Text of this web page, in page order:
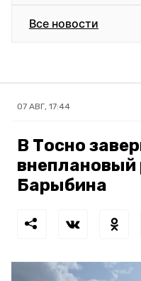
Все новости
07 АВГ, 17:44
В Тосно
внеплановый
Барыбина